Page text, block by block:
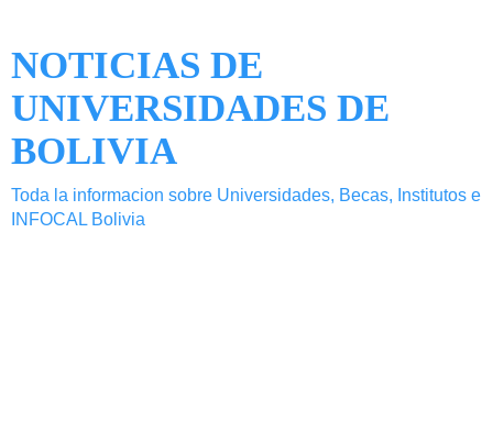
NOTICIAS DE
UNIVERSIDADES DE
BOLIVIA
Toda la informacion sobre Universidades, Becas, Institutos e
INFOCAL Bolivia